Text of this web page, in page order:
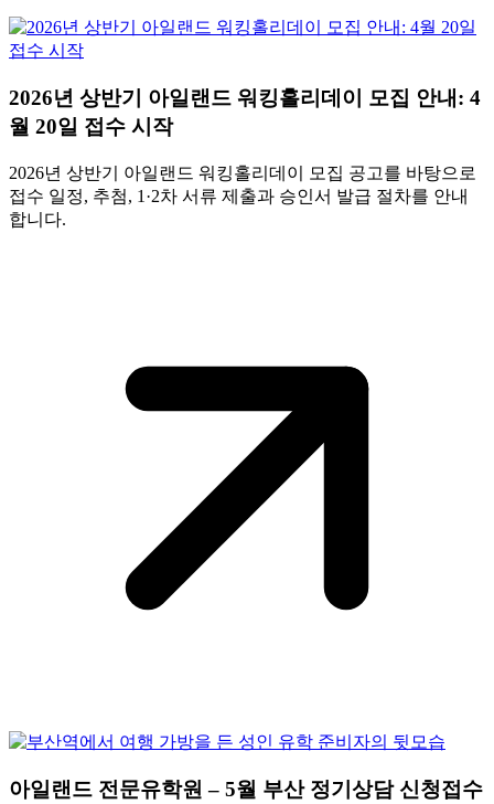
2026년 상반기 아일랜드 워킹홀리데이 모집 안내: 4
월 20일 접수 시작
2026년 상반기 아일랜드 워킹홀리데이 모집 공고를 바탕으로
접수 일정, 추첨, 1·2차 서류 제출과 승인서 발급 절차를 안내
합니다.
아일랜드 전문유학원 – 5월 부산 정기상담 신청접수